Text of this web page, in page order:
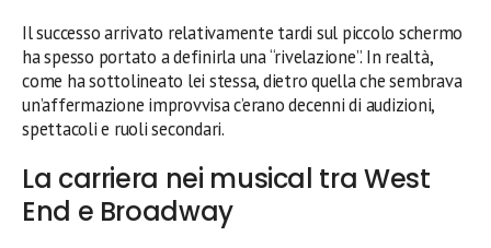
Il successo arrivato relativamente tardi sul piccolo schermo
ha spesso portato a definirla una “rivelazione”. In realtà,
come ha sottolineato lei stessa, dietro quella che sembrava
un’affermazione improvvisa c’erano decenni di audizioni,
spettacoli e ruoli secondari.
La carriera nei musical tra West
End e Broadway